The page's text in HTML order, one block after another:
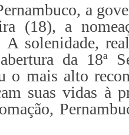
a
(18), a
solenidade,
da 18ª
o mais alto
suas vidas à